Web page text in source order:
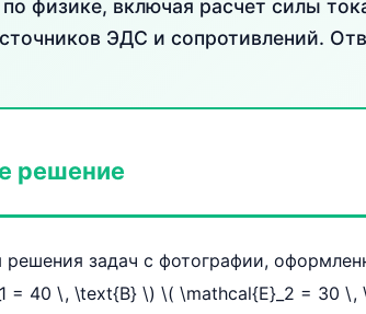
физике, включая расчет силы
ЭДС и сопротивлений.
решение
задач с фотографии,
= 40 \, \text{В} \) \( \mathcal{E}_2 = 30